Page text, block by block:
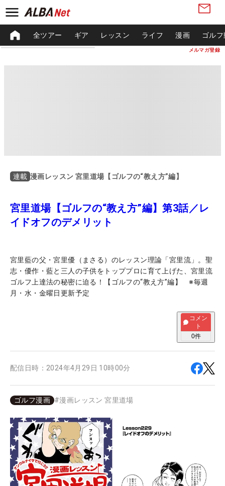
メルマガ登録
全ツアー ギア レッスン ライフ 漫画 ゴル
連載 漫画レッスン 宮里道場【ゴルフの“教え方”編】
宮里道場【ゴルフの“教え方”編】第3話／レ
イドオフのデメリット
宮里藍の父・宮里優（まさる）のレッスン理論「宮里流」。聖
志・優作・藍と三人の子供をトッププロに育て上げた、宮里流
ゴルフ上達法の秘密に迫る！【ゴルフの“教え方”編】 ※毎週
月・水・金曜日更新予定
コメン
ト
0件
配信日時： 2024年4月29日 10時00分
ゴルフ漫画 #漫画レッスン 宮里道場